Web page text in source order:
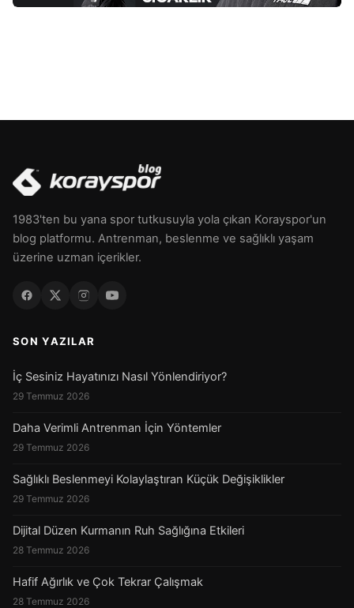
1983'ten bu yana spor tutkusuyla yola çıkan Korayspor'un
blog platformu. Antrenman, beslenme ve sağlıklı yaşam
üzerine uzman içerikler.
SON YAZILAR
İç Sesiniz Hayatınızı Nasıl Yönlendiriyor?
29 Temmuz 2026
Daha Verimli Antrenman İçin Yöntemler
29 Temmuz 2026
Sağlıklı Beslenmeyi Kolaylaştıran Küçük Değişiklikler
29 Temmuz 2026
Dijital Düzen Kurmanın Ruh Sağlığına Etkileri
28 Temmuz 2026
Hafif Ağırlık ve Çok Tekrar Çalışmak
28 Temmuz 2026